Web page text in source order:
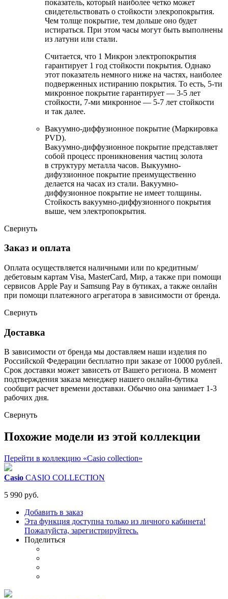
показатель, который наиболее четко может
свидетельствовать о стойкости элекропокрытия.
Чем толще покрытие, тем дольше оно будет
истираться. При этом часы могут быть выполнены
из латуни или стали.
Считается, что 1 Микрон электропокрытия
гарантирует 1 год стойкости покрытия. Однако
этот показатель немного ниже на частях, наиболее
подверженных истиранию покрытия. То есть, 5-ти
микронное покрытие гарантирует — 3-5 лет
стойкости, 7-ми микронное — 5-7 лет стойкости
и так далее.
Вакуумно-диффузионное покрытие (Маркировка
PVD).
Вакуумно-диффузионное покрытие представляет
собой процесс проникновения частиц золота
в структуру металла часов. Выкуумно-
дифуззионное покрытие преимущественно
делается на часах из стали. Вакуумно-
диффузионное покрытие не имеет толщины.
Стойкость вакуумно-диффузионного покрытия
выше, чем электропокрытия.
Свернуть
Заказ и оплата
Оплата осуществляется наличными или по кредитным/
дебетовым картам Visa, MasterCard, Мир, а также при помощи
сервисов Apple Pay и Samsung Pay в бутиках, а также онлайн
при помощи платежного агрегатора в зависимости от бренда.
Свернуть
Доставка
В зависимости от бренда мы доставляем наши изделия по
Российской Федерации бесплатно при заказе от 10000 рублей.
Срок доставки может зависеть от Вашего региона. В момент
подтверждения заказа менеджер нашего онлайн-бутика
сообщит расчет времени доставки. Обычно она занимает 1-3
рабочих дня.
Свернуть
Похожие модели из этой коллекции
Перейти в коллекцию «Casio collection»
Casio CASIO COLLECTION
5 990 руб.
Добавить в заказ
Эта функция доступна только из личного кабинета!
Пожалуйста, зарегистрируйтесь.
Поделиться